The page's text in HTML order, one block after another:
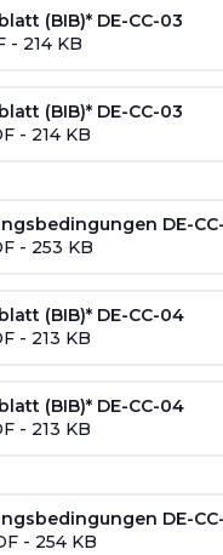
(BIB)* DE-CC-03
- 214 KB
(BIB)* DE-CC-03
- 214 KB
DE-
- 253 KB
(BIB)* DE-CC-04
- 213 KB
(BIB)* DE-CC-04
- 213 KB
DE-
- 254 KB